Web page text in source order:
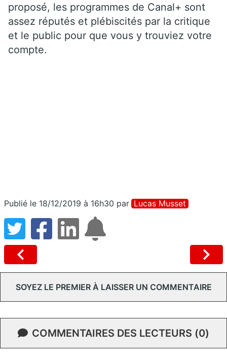
proposé, les programmes de Canal+ sont
assez réputés et plébiscités par la critique
et le public pour que vous y trouviez votre
compte.
Publié le 18/12/2019 à 16h30 par Lucas Musset
SOYEZ LE PREMIER À LAISSER UN COMMENTAIRE
COMMENTAIRES DES LECTEURS (0)